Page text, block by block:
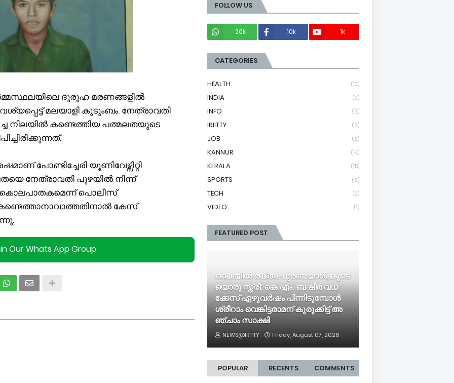
ദുരൂഹ മരണങ്ങളിൽ
മലയാളി കുടുംബം. നേത്രാവതി
നിലയിൽ കണ്ടെത്തിയ പത്മലതയുടെ
പോണ്ടിച്ചേരി യൂണിവേഴ്സിറ്റി
നേത്രാവതി പുഴയിൽ നിന്ന്
കൊലപാതകമെന്ന് പൊലീസ്
കേസ്
Our Whats App Group
FOLLOW US
20k
10k 1k
CATEGORIES
HEALTH (12)
INDIA (9)
INFO (3)
IRIITTY (3)
JOB (6)
KANNUR (14)
KERALA (15)
SPORTS (6)
TECH (2)
VIDEO (1)
FEATURED POST
കൈ​യി​ൽ ര​ക്തം പു​ര​ണ്ട​യാ​ൾ,കൂ​ടെ​
യൊ​രു സ്ത്രീ; ​കെ.​എം. ബ​ഷീ​ർ വ​ധ​
ക്കേ​സ് ഏ​ഴു​വ​ർ​ഷം പി​ന്നി​ടു​മ്പോ​ൾ
ശ്രീ​റാം വെ​ങ്കി​ട്ട​രാ​മ​ന് കു​രു​ക്കി​ട്ട് അ​
ഞ്ചാം സാ​ക്ഷി
NEWS@IRITTY Friday, August 07, 2026
POPULAR RECENTS COMMENTS